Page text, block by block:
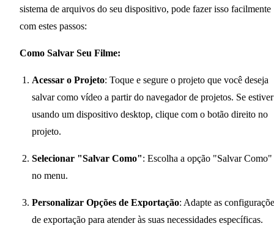
sistema de arquivos do seu dispositivo, pode fazer isso facilmente
com estes passos:
Como Salvar Seu Filme:
Acessar o Projeto: Toque e segure o projeto que você deseja
salvar como vídeo a partir do navegador de projetos. Se estiver
usando um dispositivo desktop, clique com o botão direito no
projeto.
Selecionar "Salvar Como": Escolha a opção "Salvar Como"
no menu.
Personalizar Opções de Exportação: Adapte as
de exportação para atender às suas necessidades específicas.